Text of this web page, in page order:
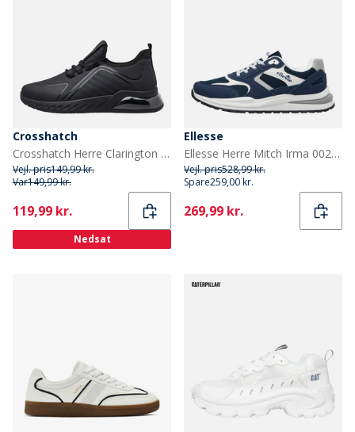
Crosshatch
Crosshatch Herre Clarington Træningssko Black Mono
Vejl. pris149,99 kr.
Var149,99 kr.
Current
119,99 kr.
Nedsat
Ellesse
Ellesse Herre Mitch Irma 002 Træningssko Navy
Vejl. pris528,99 kr.
Spare259,00 kr.
Current
269,99 kr.